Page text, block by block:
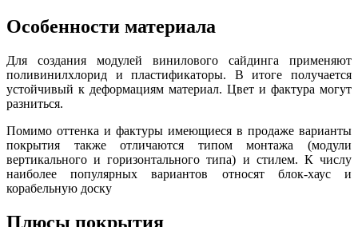
Особенности материала
Для создания модулей винилового сайдинга применяют
поливинилхлорид и пластификаторы. В итоге получается
устойчивый к деформациям материал. Цвет и фактура могут
разниться.
Помимо оттенка и фактуры имеющиеся в продаже варианты
покрытия также отличаются типом монтажа (модули
вертикального и горизонтального типа) и стилем. К числу
наиболее популярных вариантов относят блок-хаус и
корабельную доску
Плюсы покрытия